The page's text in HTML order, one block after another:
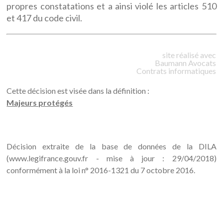
propres constatations et a ainsi violé les articles 510
et 417 du code civil.
site réalisé avec
Baumann Avocats
Contrats informatiques
Cette décision est visée dans la définition :
Majeurs protégés
Décision extraite de la base de données de la DILA
(www.legifrance.gouv.fr - mise à jour : 29/04/2018)
conformément à la loi n° 2016-1321 du 7 octobre 2016.